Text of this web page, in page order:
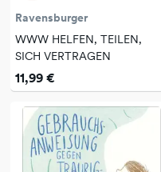
Ravensburger
WWW HELFEN, TEILEN,
SICH VERTRAGEN
11,99 €